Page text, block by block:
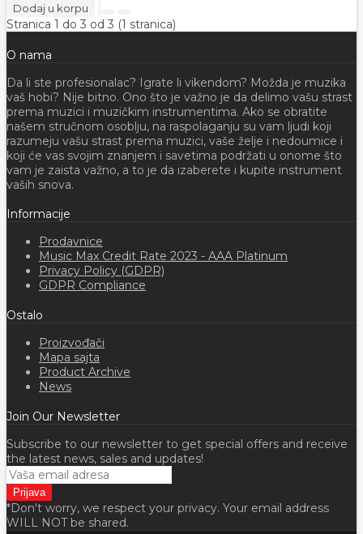
Dodaj u korpu
Stranica 1 do 3 od 3 (1 stranica)
O nama
Da li ste profesionalac? Igrate li vikendom? Možda je muzika
vaš hobi? Nije bitno. Ono što je važno je da delimo vašu strast
prema muzici i muzičkim instrumentima. Ako se obratite
našem stručnom osoblju, na raspolaganju su vam ljudi koji
razumeju vašu strast prema muzici, vaše želje i nedoumice i
koji će vas svojim znanjem i savetima podržati u onome što
vam je zaista važno, a to je da izaberete i kupite instrument
vaših snova.
Informacije
Prodavnice
Music Max Credit Rate 2023 - AAA Platinum
Privacy Policy (GDPR)
GDPR Compliance
Ostalo
Proizvođači
Mapa sajta
Product Archive
News
Join Our Newsletter
Subscribe to our newsletter to get special offers and receive
the latest news, sales and updates!
*Don't worry, we respect your privacy. Your email address
WILL NOT be shared.